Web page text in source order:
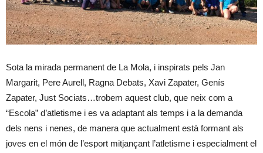
Sota la mirada permanent de La Mola, i inspirats pels Jan
Margarit, Pere Aurell, Ragna Debats, Xavi Zapater, Genís
Zapater, Just Sociats…trobem aquest club, que neix com a
“Escola” d’atletisme i es va adaptant als temps i a la demanda
dels nens i nenes, de manera que actualment està formant als
joves en el món de l’esport mitjançant l’atletisme i especialment el